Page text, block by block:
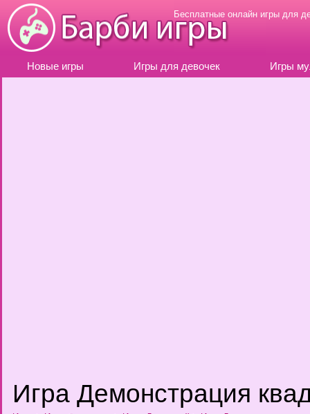
Бесплатные онлайн игры для
Новые игры Игры для девочек Игры
Игра Демонстрация